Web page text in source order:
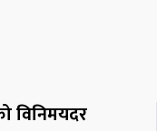
विनिमयदर